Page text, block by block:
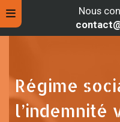
Nous
Régime
l’indemnité